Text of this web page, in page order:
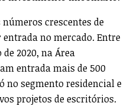
crescentes de
no mercado. Entre
2020, na Área
entrada mais de 500
no segmento residencial e
projetos de escritórios.